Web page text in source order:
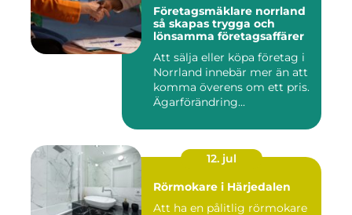
Företagsmäklare norrland
så skapas trygga och
lönsamma företagsaffärer
Att sälja eller köpa företag i
Norrland innebär mer än att
komma överens om ett pris.
Ägarförändring...
12. jul
Rörmokare i Härjedalen
Att ha en pålitlig rörmokare